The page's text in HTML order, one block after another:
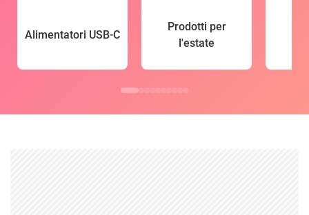
Alimentatori USB-C
Prodotti per
l'estate